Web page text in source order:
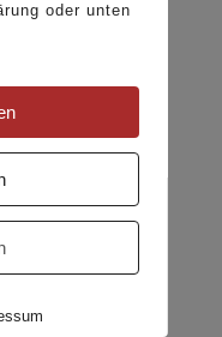
GmbH
oder unten